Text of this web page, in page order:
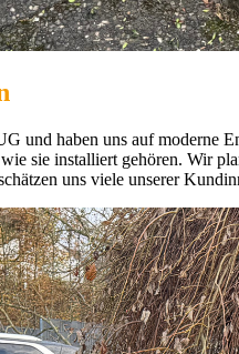
und haben uns auf moderne
sie installiert gehören. Wir
uns viele unserer